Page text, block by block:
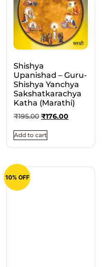
Shishya
Upanishad – Guru-
Shishya Yanchya
Sakshatkarachya
Katha (Marathi)
₹195.00 ₹176.00
Add to cart
10% OFF